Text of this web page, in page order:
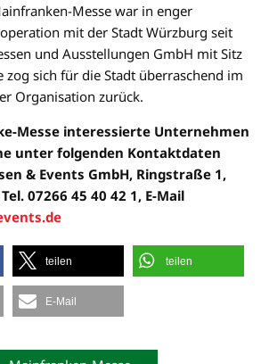
Messe war in enger
mit der Stadt Würzburg seit
und Ausstellungen GmbH mit Sitz
zog sich für die Stadt überraschend im
Organisation zurück.
Messe interessierte Unternehmen
unter folgenden Kontaktdaten
& Events GmbH, Ringstraße 1,
07266 45 40 42 1, E-Mail
teilen teilen
E-Mail